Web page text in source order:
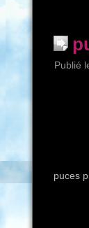
Publié
puces